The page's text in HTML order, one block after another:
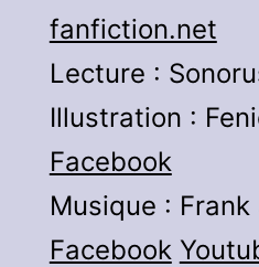
fanfiction.net
Lecture :
Illustration :
Facebook
Musique : Frank
Facebook